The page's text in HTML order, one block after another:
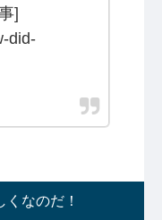
]
did-
なのだ！